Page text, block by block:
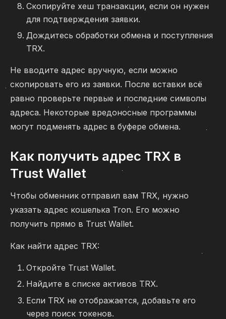
Скопируйте хеш транзакции, если он нужен
для подтверждения заявки.
Дождитесь обработки обмена и поступления
TRX.
Не вводите адрес вручную, если можно
скопировать его из заявки. После вставки всё
равно проверьте первые и последние символы
адреса. Некоторые вредоносные программы
могут подменять адрес в буфере обмена.
Как получить адрес TRX в
Trust Wallet
Чтобы обменник отправил вам TRX, нужно
указать адрес кошелька Tron. Его можно
получить прямо в Trust Wallet.
Как найти адрес TRX:
Откройте Trust Wallet.
Найдите в списке активов TRX.
Если TRX не отображается, добавьте его
через поиск токенов.